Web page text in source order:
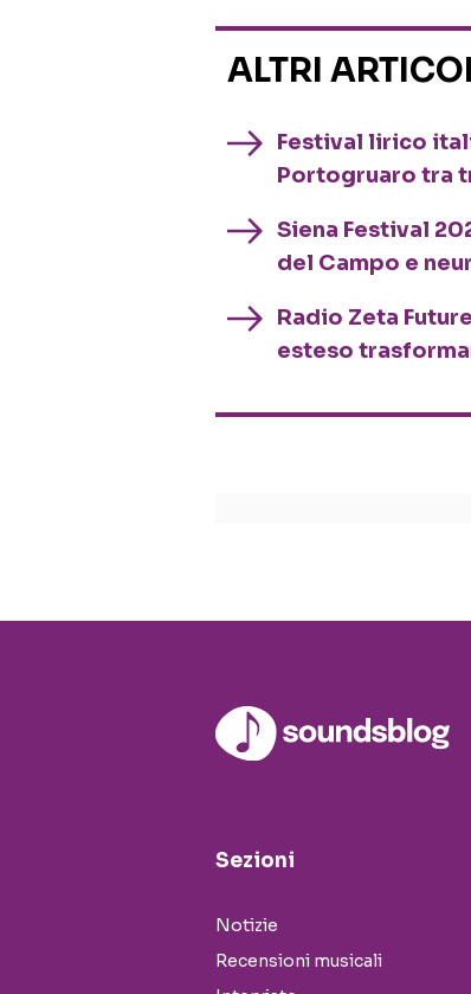
ALTRI
Festival lirico
Portogruaro tra
Siena Festival
del Campo e
Radio Zeta
esteso
Sezioni
Notizie
Recensioni musicali